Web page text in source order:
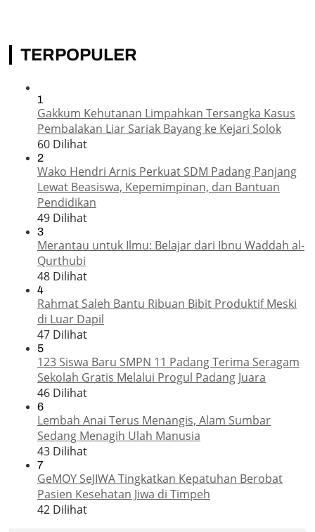
TERPOPULER
1
Gakkum Kehutanan Limpahkan Tersangka Kasus
Pembalakan Liar Sariak Bayang ke Kejari Solok
60 Dilihat
2
Wako Hendri Arnis Perkuat SDM Padang Panjang
Lewat Beasiswa, Kepemimpinan, dan Bantuan
Pendidikan
49 Dilihat
3
Merantau untuk Ilmu: Belajar dari Ibnu Waddah al-
Qurthubi
48 Dilihat
4
Rahmat Saleh Bantu Ribuan Bibit Produktif Meski
di Luar Dapil
47 Dilihat
5
123 Siswa Baru SMPN 11 Padang Terima Seragam
Sekolah Gratis Melalui Progul Padang Juara
46 Dilihat
6
Lembah Anai Terus Menangis, Alam Sumbar
Sedang Menagih Ulah Manusia
43 Dilihat
7
GeMOY SeJIWA Tingkatkan Kepatuhan Berobat
Pasien Kesehatan Jiwa di Timpeh
42 Dilihat